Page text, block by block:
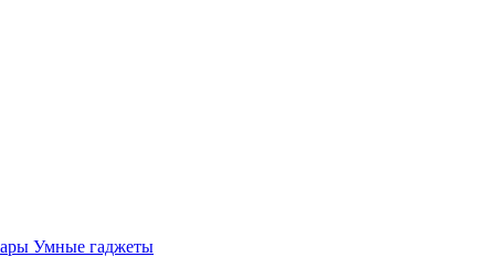
Умные гаджеты